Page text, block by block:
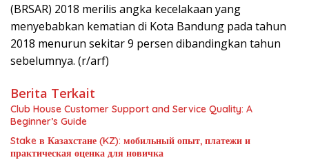
(BRSAR) 2018 merilis angka kecelakaan yang
menyebabkan kematian di Kota Bandung pada tahun
2018 menurun sekitar 9 persen dibandingkan tahun
sebelumnya. (r/arf)
Berita Terkait
Club House Customer Support and Service Quality: A
Beginner’s Guide
Stake в Казахстане (KZ): мобильный опыт, платежи и
практическая оценка для новичка